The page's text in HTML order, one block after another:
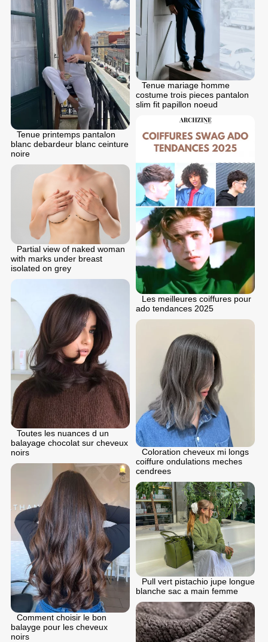
Tenue mariage homme
costume trois pieces pantalon
slim fit papillon noeud
Tenue printemps pantalon
blanc debardeur blanc ceinture
noire
Les meilleures coiffures pour
ado tendances 2025
Partial view of naked woman
with marks under breast
isolated on grey
Toutes les nuances d un
balayage chocolat sur cheveux
noirs
Coloration cheveux mi longs
coiffure ondulations meches
cendrees
Comment choisir le bon
balayge pour les cheveux
noirs
Pull vert pistachio jupe longue
blanche sac a main femme